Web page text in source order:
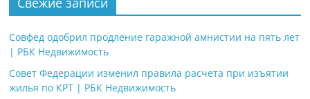
Совфед одобрил продление гаражной амнистии на пять лет
| РБК Недвижимость
Совет Федерации изменил правила расчета при изъятии
жилья по КРТ | РБК Недвижимость